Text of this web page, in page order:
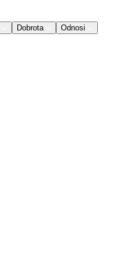
Dobrota
Odnosi